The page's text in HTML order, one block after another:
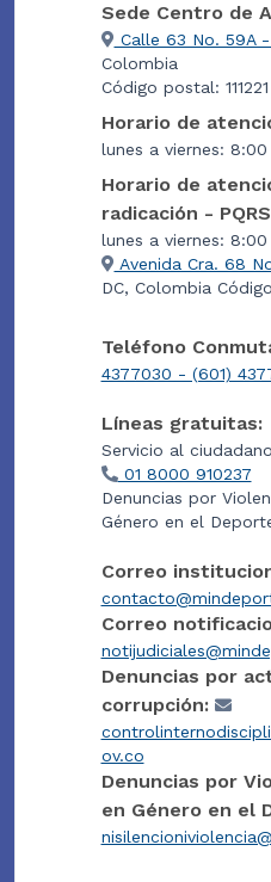
Sede Centro de
Calle 63 No. 59A
Colombia
Código postal: 111221
Horario de
lunes a viernes:
Horario de
radicación -
lunes a viernes:
Avenida Cra. 68
DC, Colombia
Teléfono
4377030 - (601)
Líneas gratuitas:
Servicio al
01 8000 910237
Denuncias por
Género en el
Correo
Correo
Denuncias por
corrupción:
ov.co
Denuncias por
en Género en el